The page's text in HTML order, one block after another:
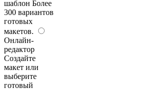
шаблон Более
300 вариантов
готовых
макетов.
Онлайн-
редактор
Создайте
макет или
выберите
готовый